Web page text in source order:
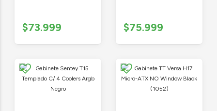
$73.999 $75.999